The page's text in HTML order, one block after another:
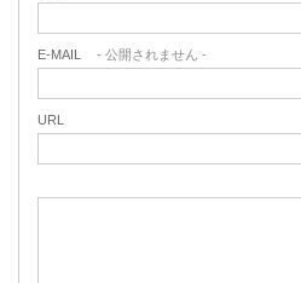
E-MAIL - 公開されません -
URL